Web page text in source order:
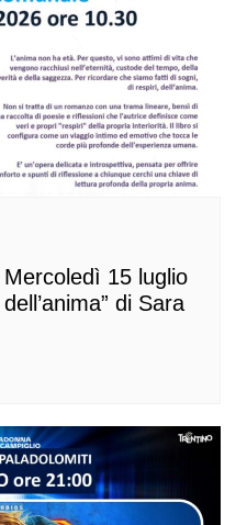
15 luglio
di Sara